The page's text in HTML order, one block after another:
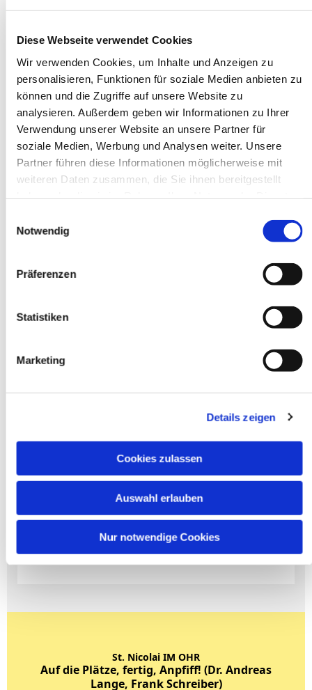
Diese Webseite verwendet Cookies
Wir verwenden Cookies, um Inhalte und Anzeigen zu
personalisieren, Funktionen für soziale Medien anbieten zu
können und die Zugriffe auf unsere Website zu
analysieren. Außerdem geben wir Informationen zu Ihrer
Verwendung unserer Website an unsere Partner für
soziale Medien, Werbung und Analysen weiter. Unsere
Partner führen diese Informationen möglicherweise mit
weiteren Daten zusammen, die Sie ihnen bereitgestellt
Notwendig
Präferenzen
Statistiken
Marketing
Details zeigen
Cookies zulassen
Auswahl erlauben
Nur notwendige Cookies
LZ vom 5.9.2023